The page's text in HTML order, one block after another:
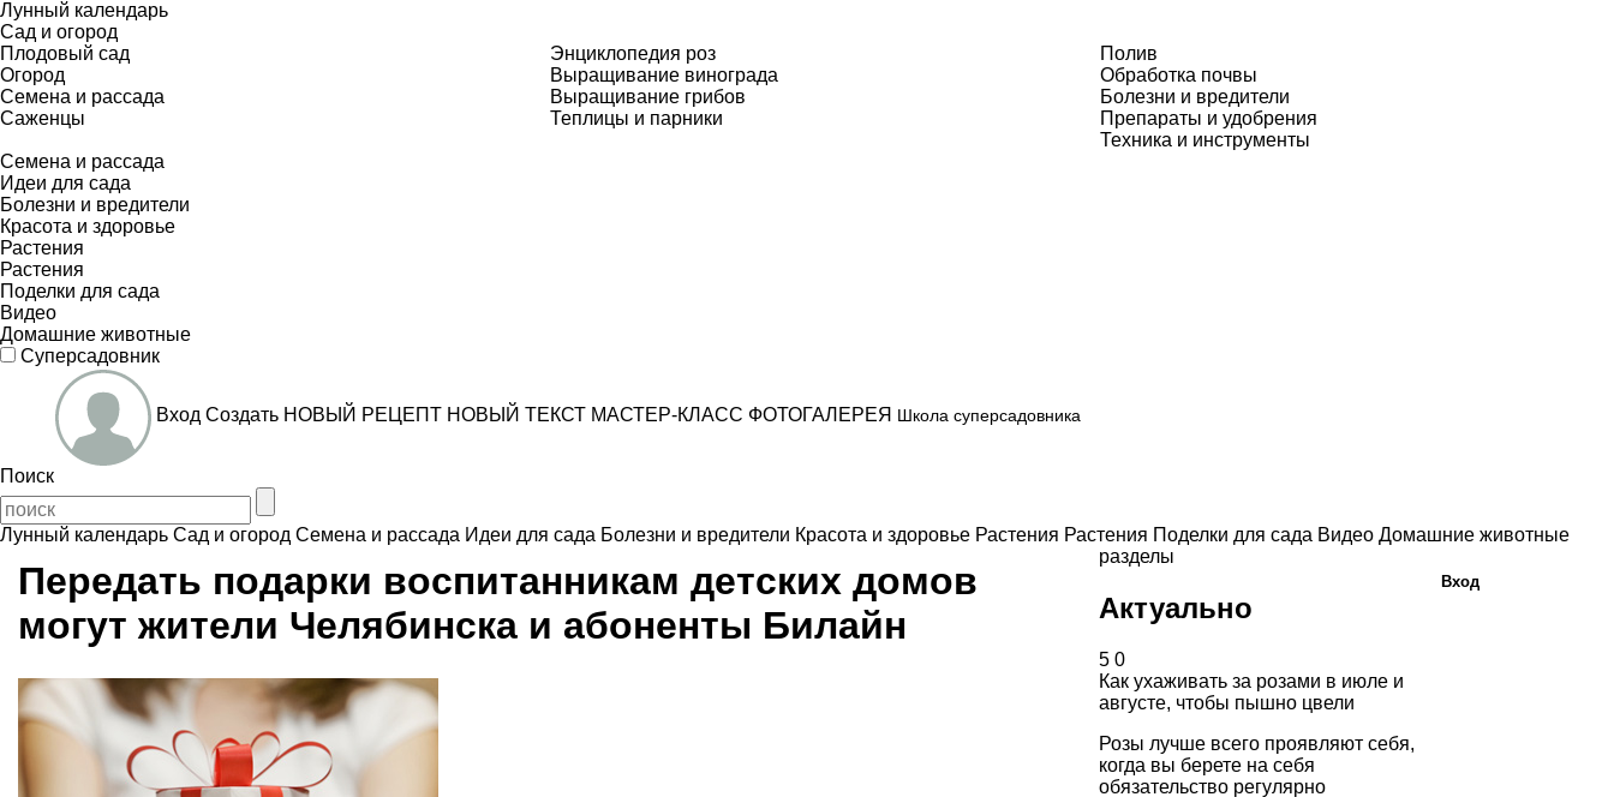
Лунный календарь
Сад и огород
Плодовый сад
Огород
Семена и рассада
Саженцы
Энциклопедия роз
Выращивание винограда
Выращивание грибов
Теплицы и парники
Полив
Обработка почвы
Болезни и вредители
Препараты и удобрения
Техника и инструменты
Семена и рассада
Идеи для сада
Болезни и вредители
Красота и здоровье
Растения
Растения
Поделки для сада
Видео
Домашние животные
Суперсадовник
Вход Создать НОВЫЙ РЕЦЕПТ НОВЫЙ ТЕКСТ МАСТЕР-КЛАСС ФОТОГАЛЕРЕЯ Школа суперсадовника
Поиск
Лунный календарь Сад и огород Семена и рассада Идеи для сада Болезни и вредители Красота и здоровье Растения Растения Поделки для сада Видео Домашние животные
Передать подарки воспитанникам детских домов
могут жители Челябинска и абоненты Билайн
разделы
Актуально
5 0
Как ухаживать за розами в июле и
августе, чтобы пышно цвели
Розы лучше всего проявляют себя,
когда вы берете на себя
обязательство регулярно
Вход